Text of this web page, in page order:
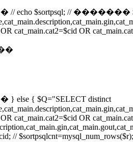
// �������
cat_main.cat2=$cid OR
$Q="SELECT distinct
cat_main.cat2=$cid OR
//